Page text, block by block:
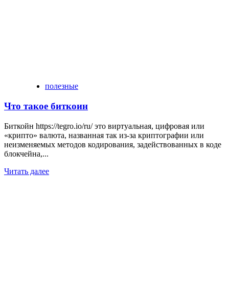
полезные
Что такое биткоин
Биткойн https://tegro.io/ru/ это виртуальная, цифровая или
«крипто» валюта, названная так из-за криптографии или
неизменяемых методов кодирования, задействованных в коде
блокчейна,...
Читать далее